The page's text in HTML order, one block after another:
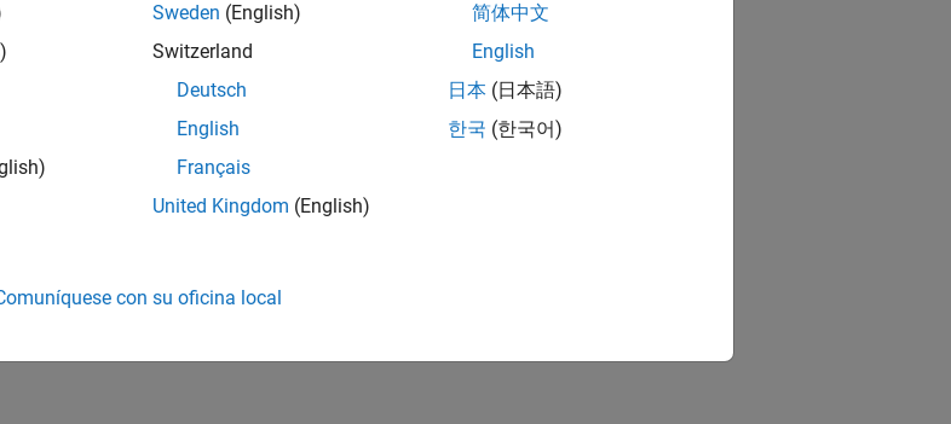
Sweden (English)
Switzerland
Deutsch
English
Français
United Kingdom (English)
简体中文
English
日本 (日本語)
한국 (한국어)
con su oficina local